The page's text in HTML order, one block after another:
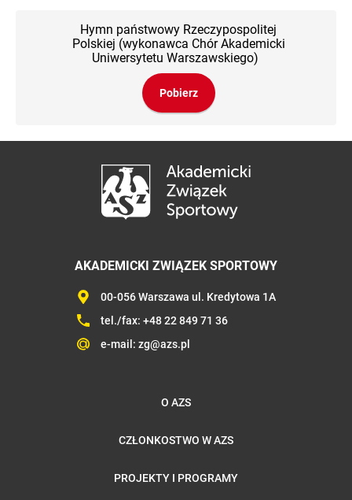
Hymn państwowy Rzeczypospolitej
Polskiej (wykonawca Chór Akademicki
Uniwersytetu Warszawskiego)
Pobierz
AKADEMICKI ZWIĄZEK SPORTOWY
00-056 Warszawa ul. Kredytowa 1A
tel./fax: +48 22 849 71 36
e-mail: zg@azs.pl
O AZS
CZŁONKOSTWO W AZS
PROJEKTY I PROGRAMY